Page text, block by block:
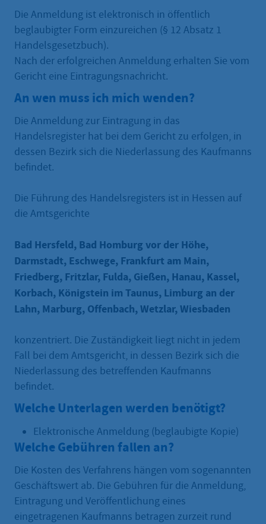
Die Anmeldung ist elektronisch in öffentlich
beglaubigter Form einzureichen (§ 12 Absatz 1
Handelsgesetzbuch).
Nach der erfolgreichen Anmeldung erhalten Sie vom
Gericht eine Eintragungsnachricht.
An wen muss ich mich wenden?
Die Anmeldung zur Eintragung in das
Handelsregister hat bei dem Gericht zu erfolgen, in
dessen Bezirk sich die Niederlassung des Kaufmanns
befindet.
Die Führung des Handelsregisters ist in Hessen auf
die Amtsgerichte
Bad Hersfeld, Bad Homburg vor der Höhe,
Darmstadt, Eschwege, Frankfurt am Main,
Friedberg, Fritzlar, Fulda, Gießen, Hanau, Kassel,
Korbach, Königstein im Taunus, Limburg an der
Lahn, Marburg, Offenbach, Wetzlar, Wiesbaden
konzentriert. Die Zuständigkeit liegt nicht in jedem
Fall bei dem Amtsgericht, in dessen Bezirk sich die
Niederlassung des betreffenden Kaufmanns
befindet.
Welche Unterlagen werden benötigt?
Elektronische Anmeldung (beglaubigte Kopie)
Welche Gebühren fallen an?
Die Kosten des Verfahrens hängen vom sogenannten
Geschäftswert ab. Die Gebühren für die Anmeldung,
Eintragung und Veröffentlichung eines
eingetragenen Kaufmanns betragen zurzeit rund